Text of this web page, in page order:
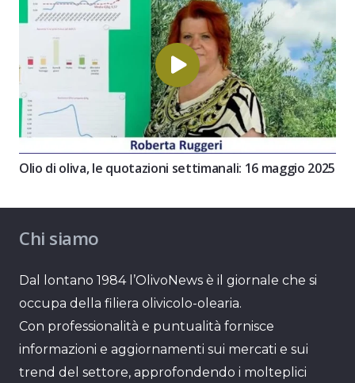
Olio di oliva, le quotazioni settimanali: 16 maggio 2025
Chi siamo
Dal lontano 1984 l’OlivoNews è il giornale che si
occupa della filiera olivicolo-olearia.
Con professionalità e puntualità fornisce
informazioni e aggiornamenti sui mercati e sui
trend del settore, approfondendo i molteplici